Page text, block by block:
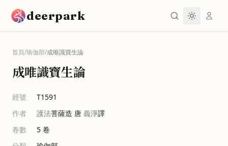
deerpark
首頁/瑜伽部/成唯識寶生論
成唯識寶生論
經號
T1591
作者
護法菩薩造 唐 義淨譯
卷數
5 卷